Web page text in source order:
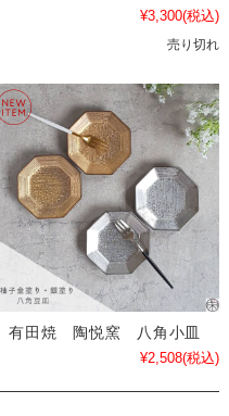
¥3,300(税込)
売り切れ
有田焼 陶悦窯 八角小皿
¥2,508(税込)